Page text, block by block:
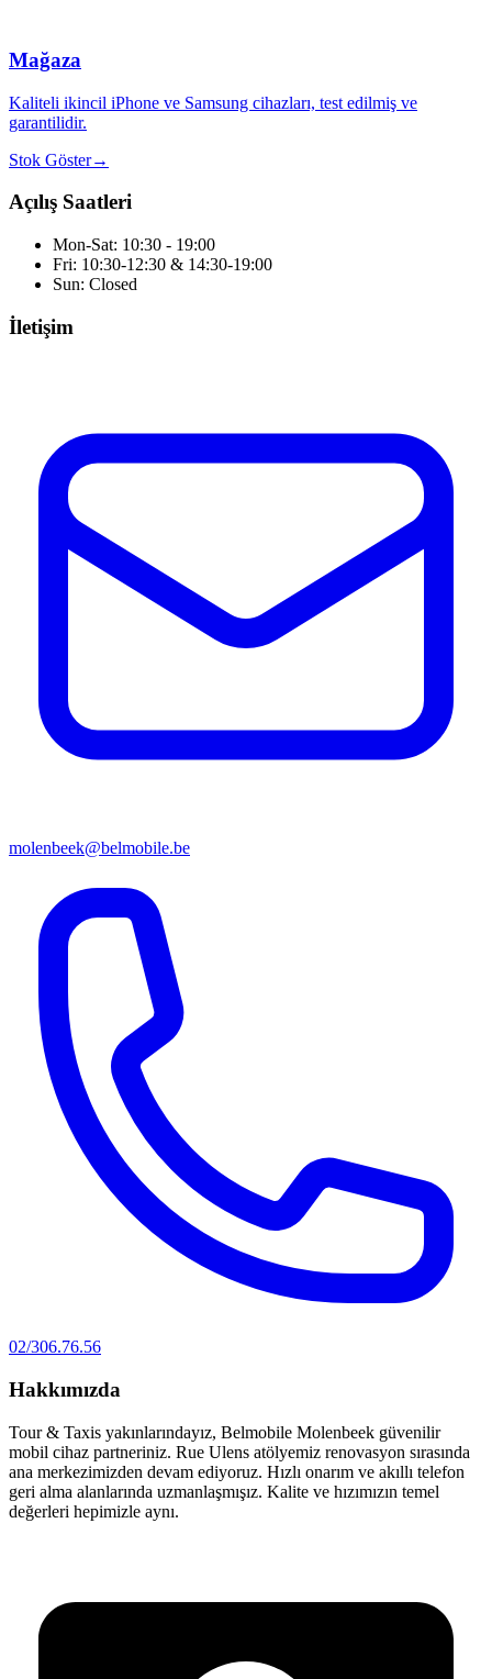
Mağaza
Kaliteli ikincil iPhone ve Samsung cihazları, test edilmiş ve
garantilidir.
Stok Göster→
Açılış Saatleri
Mon-Sat: 10:30 - 19:00
Fri: 10:30-12:30 & 14:30-19:00
Sun: Closed
İletişim
molenbeek@belmobile.be
02/306.76.56
Hakkımızda
Tour & Taxis yakınlarındayız, Belmobile Molenbeek güvenilir
mobil cihaz partneriniz. Rue Ulens atölyemiz renovasyon sırasında
ana merkezimizden devam ediyoruz. Hızlı onarım ve akıllı telefon
geri alma alanlarında uzmanlaşmışız. Kalite ve hızımızın temel
değerleri hepimizle aynı.